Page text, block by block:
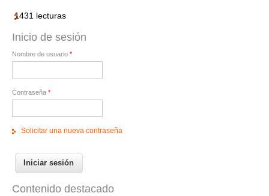
1431 lecturas
Inicio de sesión
Nombre de usuario *
Contraseña *
Solicitar una nueva contraseña
Contenido destacado